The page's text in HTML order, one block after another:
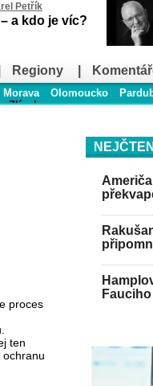
Petřík
a kdo je víc?
Regiony
Olomoucko
Zlínsko
proces
ten
ochranu